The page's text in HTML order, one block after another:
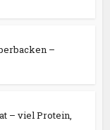
–
– viel Protein,